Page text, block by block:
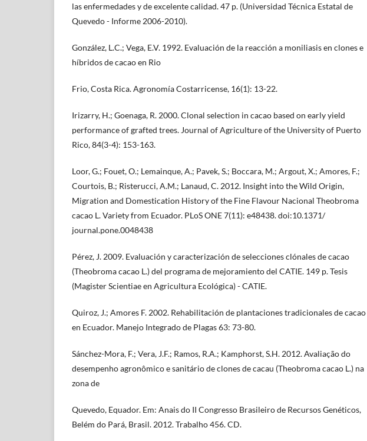
las enfermedades y de excelente calidad. 47 p. (Universidad Técnica Estatal de
Quevedo - Informe 2006-2010).
González, L.C.; Vega, E.V. 1992. Evaluación de la reacción a moniliasis en clones e
híbridos de cacao en Rio
Frio, Costa Rica. Agronomía Costarricense, 16(1): 13-22.
Irizarry, H.; Goenaga, R. 2000. Clonal selection in cacao based on early yield
performance of grafted trees. Journal of Agriculture of the University of Puerto
Rico, 84(3-4): 153-163.
Loor, G.; Fouet, O.; Lemainque, A.; Pavek, S.; Boccara, M.; Argout, X.; Amores, F.;
Courtois, B.; Risterucci, A.M.; Lanaud, C. 2012. Insight into the Wild Origin,
Migration and Domestication History of the Fine Flavour Nacional Theobroma
cacao L. Variety from Ecuador. PLoS ONE 7(11): e48438. doi:10.1371/
journal.pone.0048438
Pérez, J. 2009. Evaluación y caracterización de selecciones clónales de cacao
(Theobroma cacao L.) del programa de mejoramiento del CATIE. 149 p. Tesis
(Magister Scientiae en Agricultura Ecológica) - CATIE.
Quiroz, J.; Amores F. 2002. Rehabilitación de plantaciones tradicionales de cacao
en Ecuador. Manejo Integrado de Plagas 63: 73-80.
Sánchez-Mora, F.; Vera, J.F.; Ramos, R.A.; Kamphorst, S.H. 2012. Avaliação do
desempenho agronômico e sanitário de clones de cacau (Theobroma cacao L.) na
zona de
Quevedo, Equador. Em: Anais do II Congresso Brasileiro de Recursos Genéticos,
Belém do Pará, Brasil. 2012. Trabalho 456. CD.